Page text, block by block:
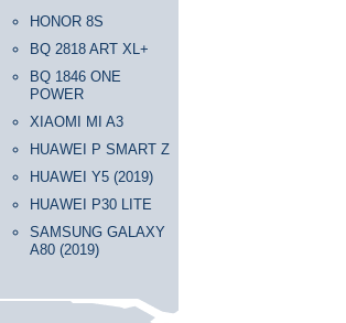
HONOR 8S
BQ 2818 ART XL+
BQ 1846 ONE
POWER
XIAOMI MI A3
HUAWEI P SMART Z
HUAWEI Y5 (2019)
HUAWEI P30 LITE
SAMSUNG GALAXY
A80 (2019)